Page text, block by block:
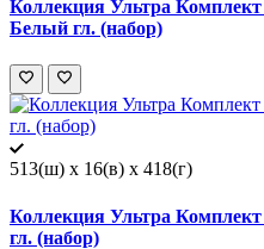
Коллекция Ультра
Белый гл. (набор)
513(ш) x 16(в) x 418(г)
Коллекция Ультра
гл. (набор)